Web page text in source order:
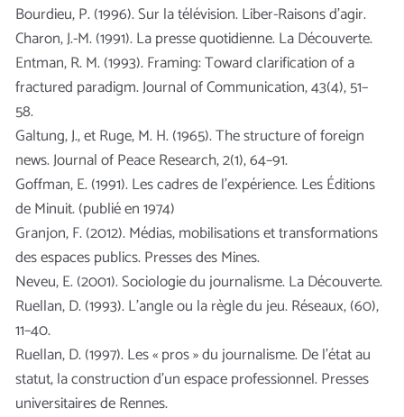
Bourdieu, P. (1996). Sur la télévision. Liber-Raisons d’agir.
Charon, J.-M. (1991). La presse quotidienne. La Découverte.
Entman, R. M. (1993). Framing: Toward clarification of a
fractured paradigm. Journal of Communication, 43(4), 51–
58.
Galtung, J., et Ruge, M. H. (1965). The structure of foreign
news. Journal of Peace Research, 2(1), 64–91.
Goffman, E. (1991). Les cadres de l’expérience. Les Éditions
de Minuit. (publié en 1974)
Granjon, F. (2012). Médias, mobilisations et transformations
des espaces publics. Presses des Mines.
Neveu, E. (2001). Sociologie du journalisme. La Découverte.
Ruellan, D. (1993). L’angle ou la règle du jeu. Réseaux, (60),
11–40.
Ruellan, D. (1997). Les « pros » du journalisme. De l’état au
statut, la construction d’un espace professionnel. Presses
universitaires de Rennes.